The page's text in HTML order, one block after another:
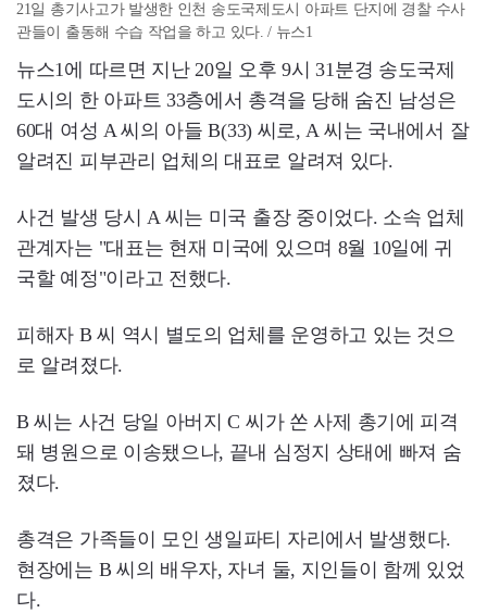
21일 총기사고가 발생한 인천 송도국제도시 아파트 단지에 경찰 수사
관들이 출동해 수습 작업을 하고 있다. / 뉴스1
뉴스1에 따르면 지난 20일 오후 9시 31분경 송도국제
도시의 한 아파트 33층에서 총격을 당해 숨진 남성은
60대 여성 A 씨의 아들 B(33) 씨로, A 씨는 국내에서 잘
알려진 피부관리 업체의 대표로 알려져 있다.
사건 발생 당시 A 씨는 미국 출장 중이었다. 소속 업체
관계자는 "대표는 현재 미국에 있으며 8월 10일에 귀
국할 예정"이라고 전했다.
피해자 B 씨 역시 별도의 업체를 운영하고 있는 것으
로 알려졌다.
B 씨는 사건 당일 아버지 C 씨가 쏜 사제 총기에 피격
돼 병원으로 이송됐으나, 끝내 심정지 상태에 빠져 숨
졌다.
총격은 가족들이 모인 생일파티 자리에서 발생했다.
현장에는 B 씨의 배우자, 자녀 둘, 지인들이 함께 있었
다.